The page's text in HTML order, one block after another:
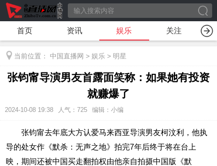
首页 资讯 娱乐 关注
当前位置： 中国直播网 > 娱乐 > 明星
张钧甯导演男友首露面笑称：如果她有投资
就赚爆了
2024-10-08 19:38 人气： 725 编辑：小编
张钧甯去年底大方认爱马来西亚导演男友柯汶利，他执
导的处女作《默杀：无声之地》拍完7年后终于将在台上
映，期间还被中国买走翻拍权由他亲自拍摄中国版《默